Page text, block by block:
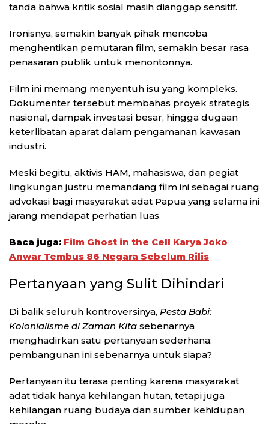
tanda bahwa kritik sosial masih dianggap sensitif.
Ironisnya, semakin banyak pihak mencoba
menghentikan pemutaran film, semakin besar rasa
penasaran publik untuk menontonnya.
Film ini memang menyentuh isu yang kompleks.
Dokumenter tersebut membahas proyek strategis
nasional, dampak investasi besar, hingga dugaan
keterlibatan aparat dalam pengamanan kawasan
industri.
Meski begitu, aktivis HAM, mahasiswa, dan pegiat
lingkungan justru memandang film ini sebagai ruang
advokasi bagi masyarakat adat Papua yang selama ini
jarang mendapat perhatian luas.
Baca juga: Film Ghost in the Cell Karya Joko
Anwar Tembus 86 Negara Sebelum Rilis
Pertanyaan yang Sulit Dihindari
Di balik seluruh kontroversinya, Pesta Babi:
Kolonialisme di Zaman Kita sebenarnya
menghadirkan satu pertanyaan sederhana:
pembangunan ini sebenarnya untuk siapa?
Pertanyaan itu terasa penting karena masyarakat
adat tidak hanya kehilangan hutan, tetapi juga
kehilangan ruang budaya dan sumber kehidupan